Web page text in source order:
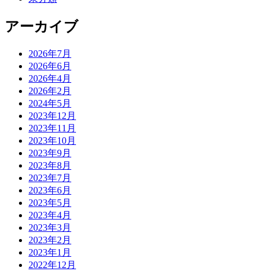
アーカイブ
2026年7月
2026年6月
2026年4月
2026年2月
2024年5月
2023年12月
2023年11月
2023年10月
2023年9月
2023年8月
2023年7月
2023年6月
2023年5月
2023年4月
2023年3月
2023年2月
2023年1月
2022年12月